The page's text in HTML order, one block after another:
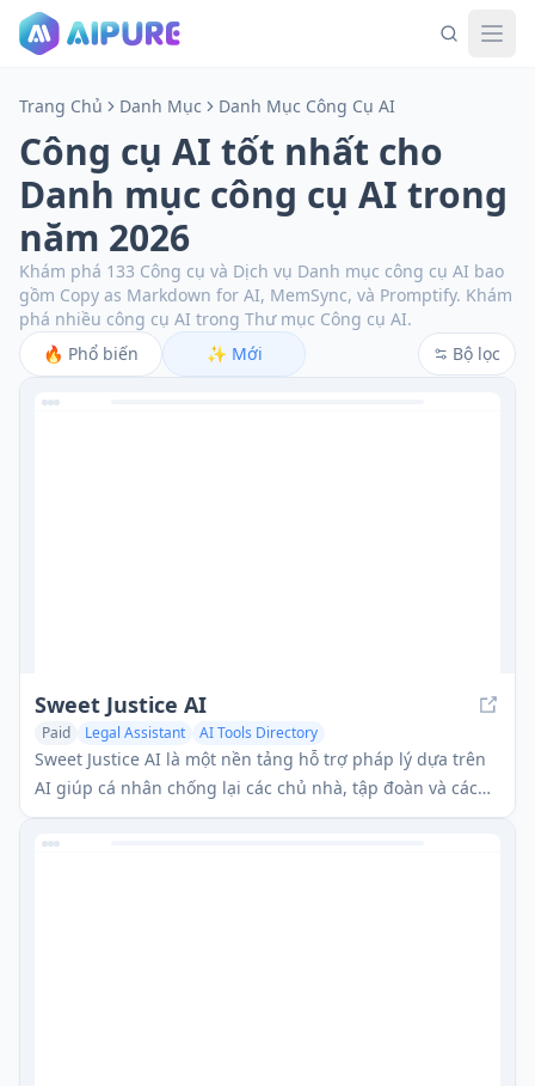
Trang Chủ Danh Mục Danh Mục Công Cụ AI
Công cụ AI tốt nhất cho
Danh mục công cụ AI trong
năm 2026
Khám phá 133 Công cụ và Dịch vụ Danh mục công cụ AI bao
gồm Copy as Markdown for AI, MemSync, và Promptify. Khám
phá nhiều công cụ AI trong Thư mục Công cụ AI.
🔥 Phổ biến ✨ Mới Bộ lọc
Sweet Justice AI
Paid Legal Assistant AI Tools Directory
Sweet Justice AI là một nền tảng hỗ trợ pháp lý dựa trên
AI giúp cá nhân chống lại các chủ nhà, tập đoàn và các
hành vi không công bằng thông qua các thư yêu cầu tự
động, nộp đơn tại tòa án nhỏ, và hướng dẫn pháp lý từng